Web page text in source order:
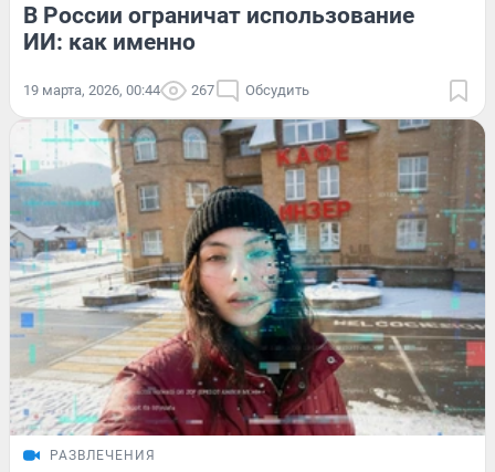
В России ограничат использование
ИИ: как именно
19 марта, 2026, 00:44 267 Обсудить
РАЗВЛЕЧЕНИЯ